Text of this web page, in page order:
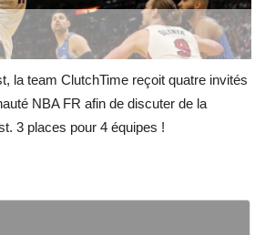
la team ClutchTime reçoit quatre invités
NBA FR afin de discuter de la
3 places pour 4 équipes !